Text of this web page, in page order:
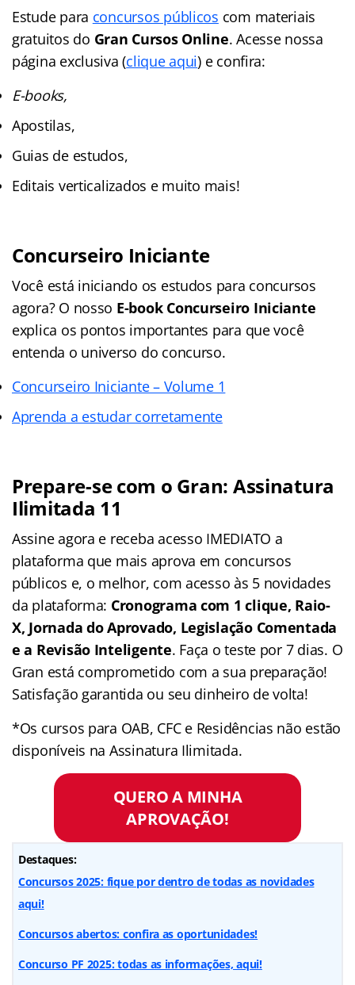
Estude para concursos públicos com materiais
gratuitos do Gran Cursos Online. Acesse nossa
página exclusiva (clique aqui) e confira:
E-books,
Apostilas,
Guias de estudos,
Editais verticalizados e muito mais!
Concurseiro Iniciante
Você está iniciando os estudos para concursos
agora? O nosso E-book Concurseiro Iniciante
explica os pontos importantes para que você
entenda o universo do concurso.
Concurseiro Iniciante – Volume 1
Aprenda a estudar corretamente
Prepare-se com o Gran: Assinatura
Ilimitada 11
Assine agora e receba acesso IMEDIATO a
plataforma que mais aprova em concursos
públicos e, o melhor, com acesso às 5 novidades
da plataforma: Cronograma com 1 clique, Raio-
X, Jornada do Aprovado, Legislação Comentada
e a Revisão Inteligente. Faça o teste por 7 dias. O
Gran está comprometido com a sua preparação!
Satisfação garantida ou seu dinheiro de volta!
*Os cursos para OAB, CFC e Residências não estão
disponíveis na Assinatura Ilimitada.
QUERO A MINHA
APROVAÇÃO!
Destaques:
Concursos 2025: fique por dentro de todas as novidades
aqui!
Concursos abertos: confira as oportunidades!
Concurso PF 2025: todas as informações, aqui!